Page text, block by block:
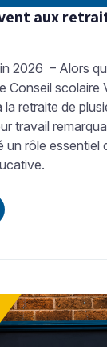
aux
2026 – Alors
Conseil scolaire
la retraite de
travail
un rôle essentiel